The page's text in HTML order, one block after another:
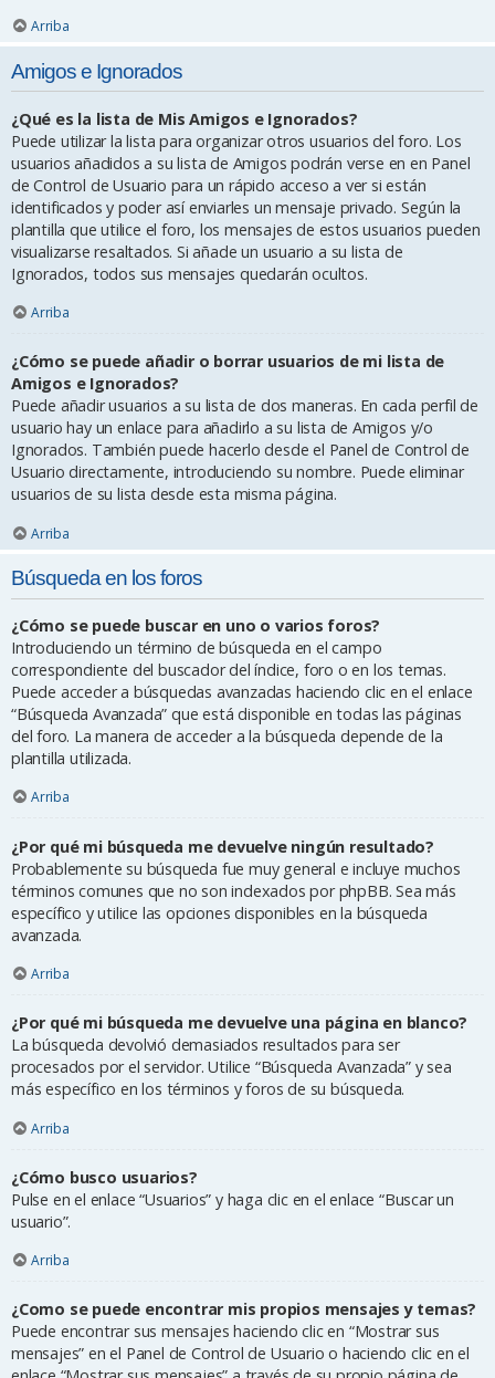
Arriba
Amigos e Ignorados
¿Qué es la lista de Mis Amigos e Ignorados?
Puede utilizar la lista para organizar otros usuarios del foro. Los
usuarios añadidos a su lista de Amigos podrán verse en en Panel
de Control de Usuario para un rápido acceso a ver si están
identificados y poder así enviarles un mensaje privado. Según la
plantilla que utilice el foro, los mensajes de estos usuarios pueden
visualizarse resaltados. Si añade un usuario a su lista de
Ignorados, todos sus mensajes quedarán ocultos.
Arriba
¿Cómo se puede añadir o borrar usuarios de mi lista de
Amigos e Ignorados?
Puede añadir usuarios a su lista de dos maneras. En cada perfil de
usuario hay un enlace para añadirlo a su lista de Amigos y/o
Ignorados. También puede hacerlo desde el Panel de Control de
Usuario directamente, introduciendo su nombre. Puede eliminar
usuarios de su lista desde esta misma página.
Arriba
Búsqueda en los foros
¿Cómo se puede buscar en uno o varios foros?
Introduciendo un término de búsqueda en el campo
correspondiente del buscador del índice, foro o en los temas.
Puede acceder a búsquedas avanzadas haciendo clic en el enlace
“Búsqueda Avanzada” que está disponible en todas las páginas
del foro. La manera de acceder a la búsqueda depende de la
plantilla utilizada.
Arriba
¿Por qué mi búsqueda me devuelve ningún resultado?
Probablemente su búsqueda fue muy general e incluye muchos
términos comunes que no son indexados por phpBB. Sea más
específico y utilice las opciones disponibles en la búsqueda
avanzada.
Arriba
¿Por qué mi búsqueda me devuelve una página en blanco?
La búsqueda devolvió demasiados resultados para ser
procesados por el servidor. Utilice “Búsqueda Avanzada” y sea
más específico en los términos y foros de su búsqueda.
Arriba
¿Cómo busco usuarios?
Pulse en el enlace “Usuarios” y haga clic en el enlace “Buscar un
usuario”.
Arriba
¿Como se puede encontrar mis propios mensajes y temas?
Puede encontrar sus mensajes haciendo clic en “Mostrar sus
mensajes” en el Panel de Control de Usuario o haciendo clic en el